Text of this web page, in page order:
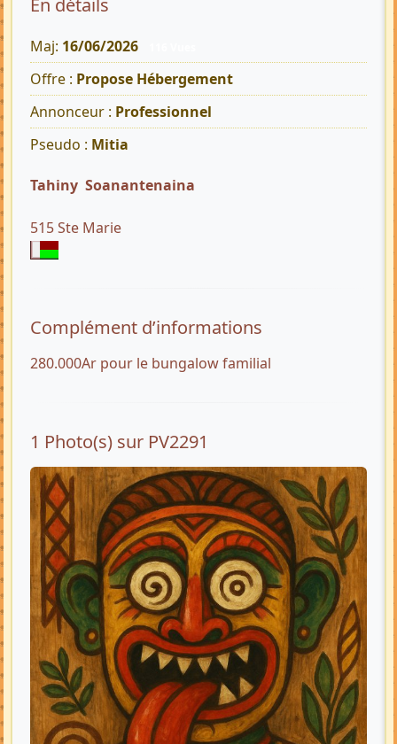
En détails
Maj: 16/06/2026
Offre : Propose Hébergement
Annonceur : Professionnel
Pseudo : Mitia
Tahiny Soanantenaina
515 Ste Marie
Complément d’informations
280.000Ar pour le bungalow familial
1 Photo(s) sur PV2291